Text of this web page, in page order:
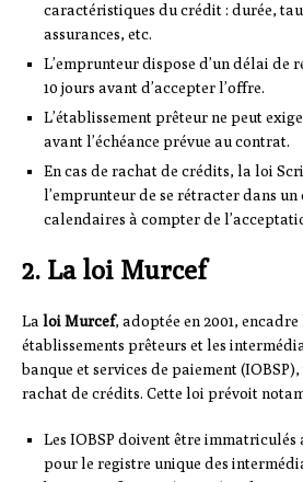
caractéristiques du crédit : durée,
assurances, etc.
L’emprunteur dispose d’un délai de
10 jours avant d’accepter l’offre.
L’établissement prêteur ne peut
avant l’échéance prévue au contrat.
En cas de rachat de crédits, la loi
l’emprunteur de se rétracter dans un
calendaires à compter de
2. La loi Murcef
La loi Murcef, adoptée en 2001,
établissements prêteurs et les
banque et services de paiement
rachat de crédits. Cette loi prévoit
Les IOBSP doivent être immatriculés
pour le registre unique des